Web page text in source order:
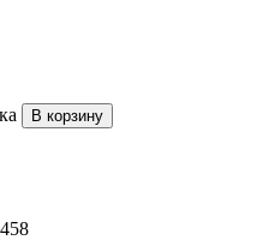
В корзину